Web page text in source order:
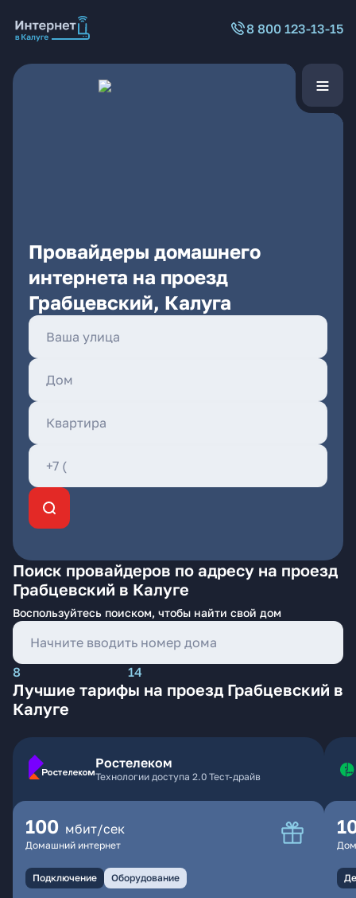
8 800 123-13-15
Провайдеры домашнего
интернета на проезд
Грабцевский, Калуга
Поиск провайдеров по адресу на проезд
Грабцевский в Калуге
Воспользуйтесь поиском, чтобы найти свой дом
8 14
Лучшие тарифы на проезд Грабцевский в
Калуге
Ростелеком
Технологии доступа 2.0 Тест-драйв
100 мбит/сек
Домашний интернет
Подключение Оборудование